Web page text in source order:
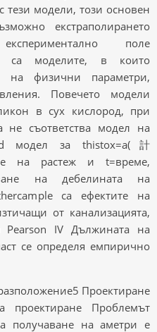
тези модели, този основен
екстраполирането
поле
са моделите, в които
на физични параметри,
Повечето модели
в сух кислород, при
не съответства модел на
модел за thistox=a(計
на растеж и t=време,
на дебелината на
са ефектите на
от канализацията,
IV Дължината на
се определя емпирично
Проектиране
проектиране Проблемът
получаване на аметри е